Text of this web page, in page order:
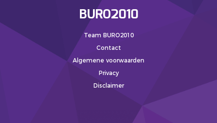
BURO2010
Team BURO2010
Contact
Algemene voorwaarden
Privacy
Disclaimer